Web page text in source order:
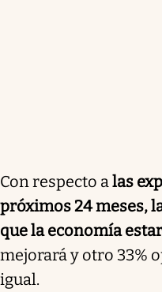
Con respecto alas
próximos 24 meses,
que la economía
mejorará y otro 33%
igual.